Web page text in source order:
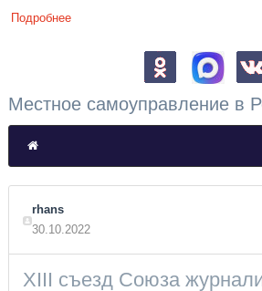
Подробнее
Местное самоуправление в
rhans
30.10.2022
XIII съезд Союза